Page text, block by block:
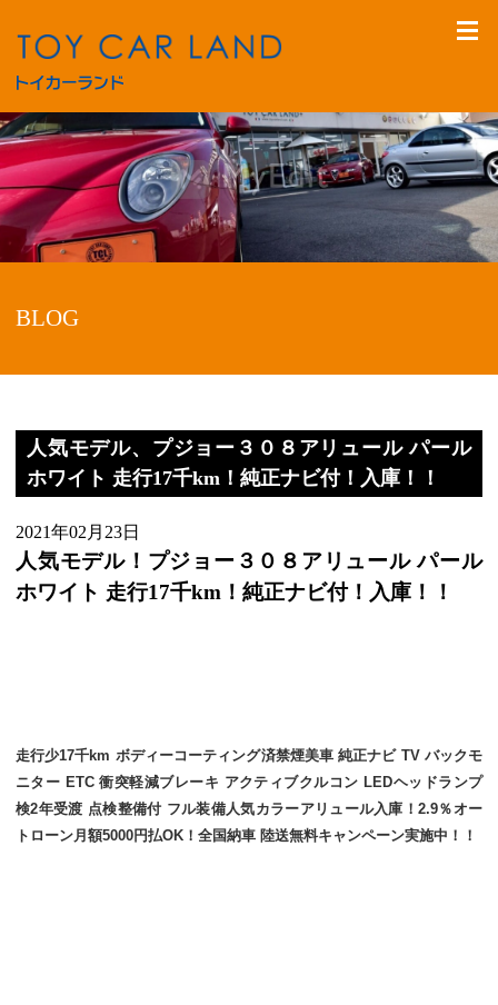
BLOG
人気モデル、プジョー３０８アリュール パール
ホワイト 走行17千km！純正ナビ付！入庫！！
2021年02月23日
人気モデル！プジョー３０８アリュール パール
ホワイト 走行17千km！純正ナビ付！入庫！！
走行少17千km ボディーコーティング済禁煙美車 純正ナビ TV バックモ
ニター ETC 衝突軽減ブレーキ アクティブクルコン LEDヘッドランプ
検2年受渡 点検整備付 フル装備人気カラーアリュール入庫！2.9％オー
トローン月額5000円払OK！全国納車 陸送無料キャンペーン実施中！！